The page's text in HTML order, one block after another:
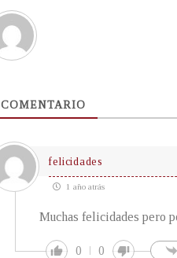
COMENTARIO
felicidades
1 año atrás
Muchas felicidades pero
0 0